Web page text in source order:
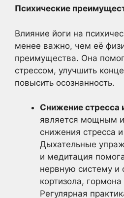
Психические
Влияние йоги на
менее важно, чем её
преимущества. Она
стрессом, улучшить
повысить осознанность.
Снижение стресса
является мощным
снижения стресса
Дыхательные
и медитация
нервную систему и
кортизола, гормона
Регулярная